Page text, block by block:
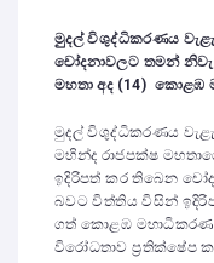
මුුදල් විශුද්ධිකරණය
චෝදනාවලට තමන්
මහතා අද (14) කොළඹ
මුදල් විශුද්ධිකරණය
මහින්ද රාජපක්ෂ
ඉදිරිපත් කර තිබෙන
බවට විත්තිය විසින්
ගත් කොළඹ මහාධිකරණ
විරෝධතාව ප්‍රතික්ෂේප